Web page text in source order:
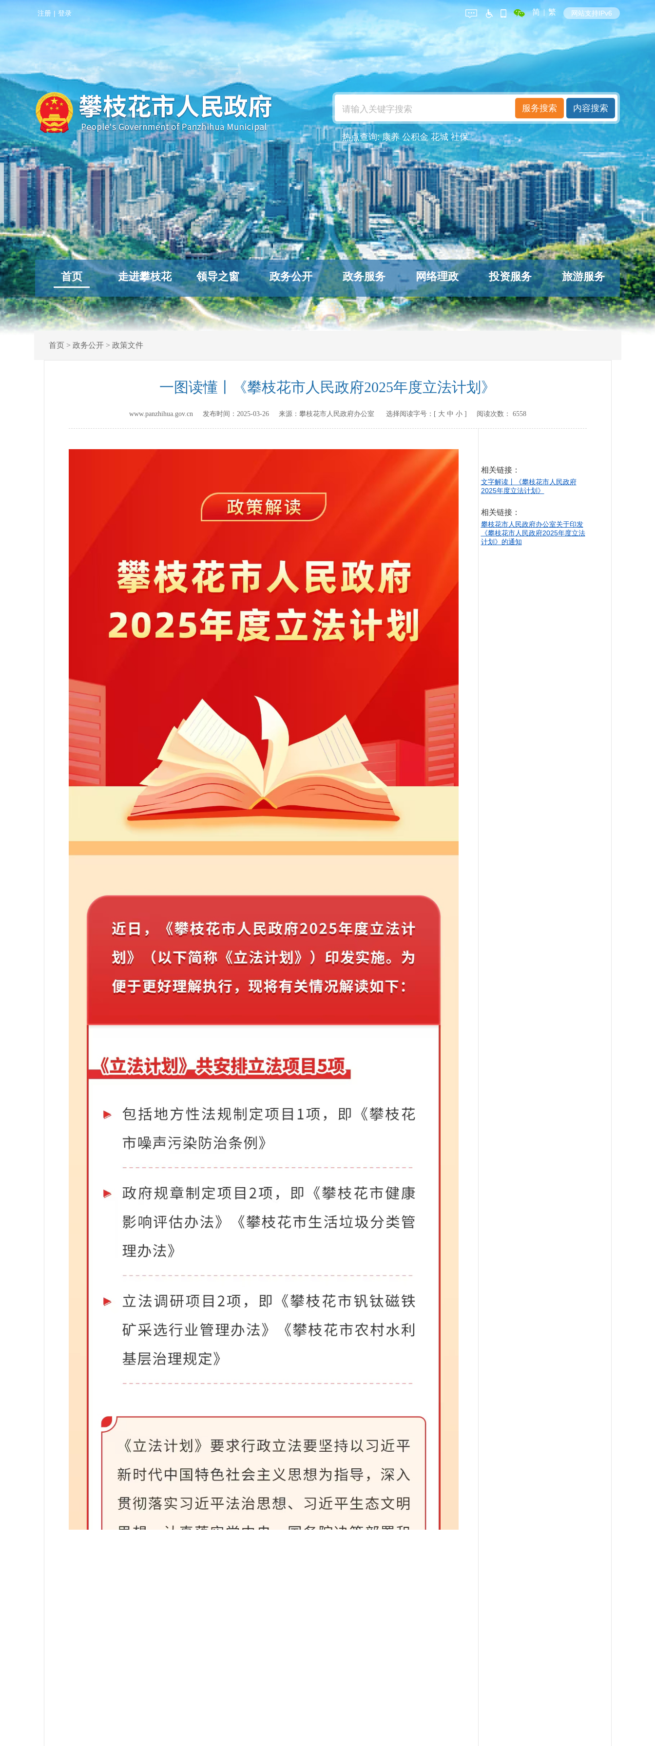
注册 | 登录 简 | 繁 网站支持IPv6
热点查询:康养 公积金 花城 社保
首页 走进攀枝花 领导之窗 政务公开 政务服务 网络理政 投资服务 旅游服务
首页> 政务公开> 政策文件
一图读懂丨《攀枝花市人民政府2025年度立法计划》
www.panzhihua.gov.cn 发布时间： 2025-03-26来源： 攀枝花市人民政府办公室 选择阅读字号：[ 大 中 小] 阅读次数： 6558
相关链接：
文字解读丨《攀枝花市人民政府
2025年度立法计划》
相关链接：
攀枝花市人民政府办公室关于印发
《攀枝花市人民政府2025年度立法
计划》的通知